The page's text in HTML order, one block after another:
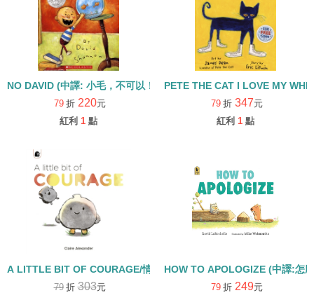
NO DAVID (中譯: 小毛，不可以！)
79 折 220元
紅利 1 點
PETE THE CAT I LOVE MY
79 折 347元
紅利 1 點
A LITTLE BIT OF COURAGE/情緒管理
79 折303元
HOW TO APOLOGIZE (中譯:怎
79 折 249元